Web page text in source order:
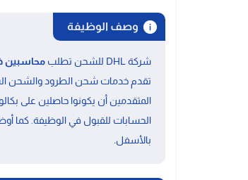
وصف الوظيفة
شركة DHL للشحن تطلب محاسبين
تقدم خدمات شحن الطرود والشحن
المتقدمين أن يكونوا حاصلين على
الحسابات للقبول في الوظيفة. كما
بالأسفل.